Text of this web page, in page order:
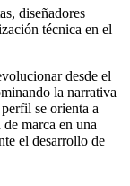
diseñadores
técnica en el
desde el
la narrativa
se orienta a
marca en una
el desarrollo de